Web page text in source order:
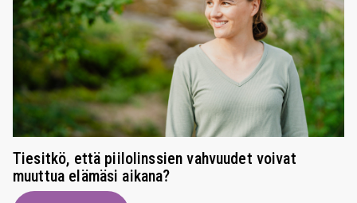
Tiesitkö, että piilolinssien vahvuudet voivat
muuttua elämäsi aikana?